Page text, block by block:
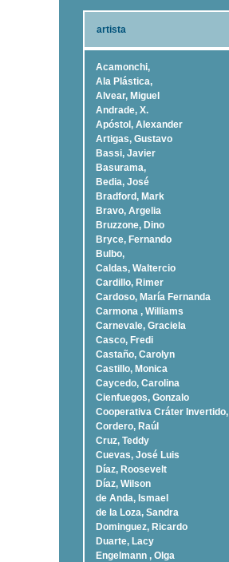
artista
Acamonchi,
Ala Plástica,
Alvear, Miguel
Andrade, X.
Apóstol, Alexander
Artigas, Gustavo
Bassi, Javier
Basurama,
Bedia, José
Bradford, Mark
Bravo, Argelia
Bruzzone, Dino
Bryce, Fernando
Bulbo,
Caldas, Waltercio
Cardillo, Rimer
Cardoso, Marí­a Fernanda
Carmona , Williams
Carnevale, Graciela
Casco, Fredi
Castaño, Carolyn
Castillo, Monica
Caycedo, Carolina
Cienfuegos, Gonzalo
Cooperativa Cráter Invertido,
Cordero, Raúl
Cruz, Teddy
Cuevas, José Luis
Díaz, Roosevelt
Dí­az, Wilson
de Anda, Ismael
de la Loza, Sandra
Dominguez, Ricardo
Duarte, Lacy
Engelmann , Olga